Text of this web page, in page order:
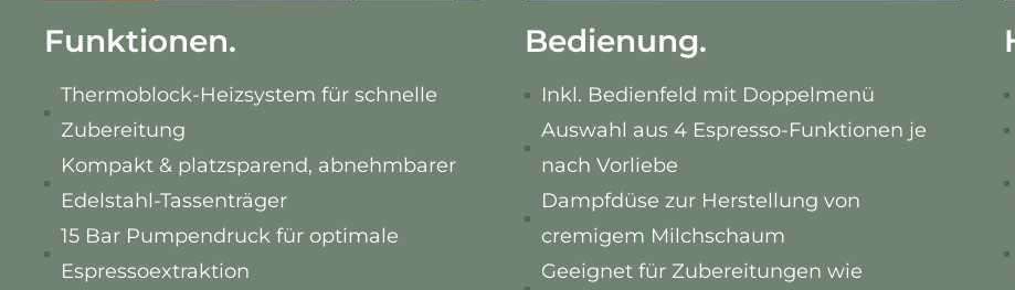
Funktionen.
Thermoblock-Heizsystem für schnelle
Zubereitung
Kompakt & platzsparend, abnehmbarer
Edelstahl-Tassenträger
15 Bar Pumpendruck für optimale
Espressoextraktion
Bedienung.
Inkl. Bedienfeld mit Doppelmenü
Auswahl aus 4 Espresso-Funktionen je
nach Vorliebe
Dampfdüse zur Herstellung von
cremigem Milchschaum
Geeignet für Zubereitungen wie